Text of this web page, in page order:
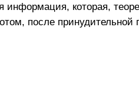
информация, которая,
после принудительной